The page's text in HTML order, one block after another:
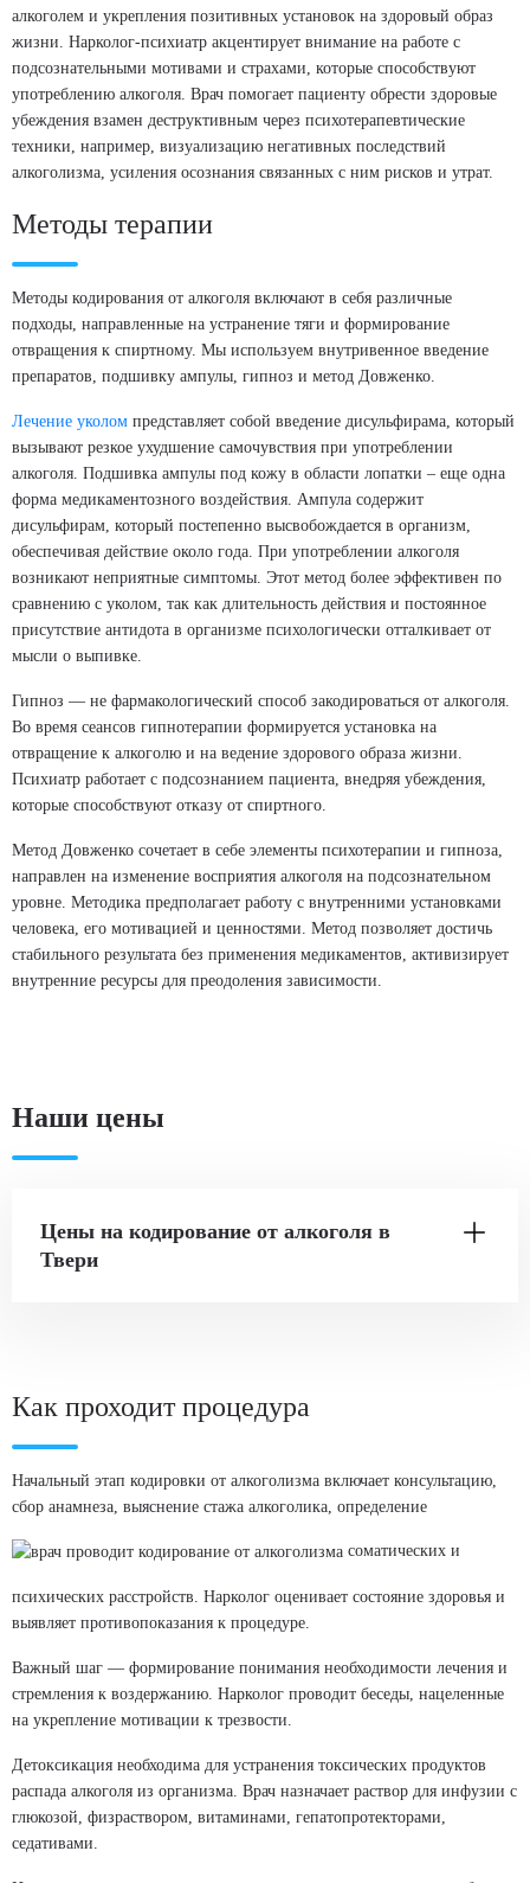
алкоголем и укрепления позитивных установок на здоровый образ
жизни. Нарколог-психиатр акцентирует внимание на работе с
подсознательными мотивами и страхами, которые способствуют
употреблению алкоголя. Врач помогает пациенту обрести здоровые
убеждения взамен деструктивным через психотерапевтические
техники, например, визуализацию негативных последствий
алкоголизма, усиления осознания связанных с ним рисков и утрат.
Методы терапии
Методы кодирования от алкоголя включают в себя различные
подходы, направленные на устранение тяги и формирование
отвращения к спиртному. Мы используем внутривенное введение
препаратов, подшивку ампулы, гипноз и метод Довженко.
Лечение уколом представляет собой введение дисульфирама, который
вызывают резкое ухудшение самочувствия при употреблении
алкоголя. Подшивка ампулы под кожу в области лопатки – еще одна
форма медикаментозного воздействия. Ампула содержит
дисульфирам, который постепенно высвобождается в организм,
обеспечивая действие около года. При употреблении алкоголя
возникают неприятные симптомы. Этот метод более эффективен по
сравнению с уколом, так как длительность действия и постоянное
присутствие антидота в организме психологически отталкивает от
мысли о выпивке.
Гипноз — не фармакологический способ закодироваться от алкоголя.
Во время сеансов гипнотерапии формируется установка на
отвращение к алкоголю и на ведение здорового образа жизни.
Психиатр работает с подсознанием пациента, внедряя убеждения,
которые способствуют отказу от спиртного.
Метод Довженко сочетает в себе элементы психотерапии и гипноза,
направлен на изменение восприятия алкоголя на подсознательном
уровне. Методика предполагает работу с внутренними установками
человека, его мотивацией и ценностями. Метод позволяет достичь
стабильного результата без применения медикаментов, активизирует
внутренние ресурсы для преодоления зависимости.
Наши цены
Цены на кодирование от алкоголя в
Твери
от4 800₽
Избавление от зависимости вшиванием
Стоимость услуги
от7 500₽
ЗАКАЗАТЬ ЗВОНОК
Психологический отказ от алкоголя
Стоимость услуги
от8 000₽
Как проходит процедура
Начальный этап кодировки от алкоголизма включает консультацию,
сбор анамнеза, выяснение стажа алкоголика, определение
соматических и
психических расстройств. Нарколог оценивает состояние здоровья и
выявляет противопоказания к процедуре.
Важный шаг — формирование понимания необходимости лечения и
стремления к воздержанию. Нарколог проводит беседы, нацеленные
на укрепление мотивации к трезвости.
Детоксикация необходима для устранения токсических продуктов
распада алкоголя из организма. Врач назначает раствор для инфузии с
глюкозой, физраствором, витаминами, гепатопротекторами,
седативами.